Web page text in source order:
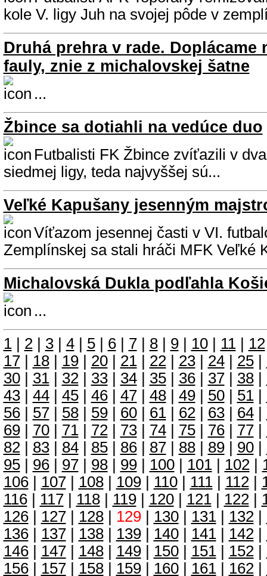
kole V. ligy Juh na svojej pôde v
Druhá prehra v rade. Doplácame
fauly, znie z michalovskej šatne
...
Žbince sa dotiahli na vedúce duo
Futbalisti FK Žbince zvíťazili v
siedmej ligy, teda najvyššej sú...
Veľké Kapušany jesenným
Víťazom jesennej časti v VI.
Zemplínskej sa stali hráči MFK Veľké
Michalovská Dukla podľahla
...
1| 2| 3| 4| 5| 6| 7| 8| 9| 10| 11| 12
17| 18| 19| 20| 21| 22| 23| 24| 25|
30| 31| 32| 33| 34| 35| 36| 37| 38|
43| 44| 45| 46| 47| 48| 49| 50| 51|
56| 57| 58| 59| 60| 61| 62| 63| 64|
69| 70| 71| 72| 73| 74| 75| 76| 77|
82| 83| 84| 85| 86| 87| 88| 89| 90|
95| 96| 97| 98| 99| 100| 101| 102|
106| 107| 108| 109| 110| 111| 112|
116| 117| 118| 119| 120| 121| 122|
126| 127| 128| 129| 130| 131| 132|
136| 137| 138| 139| 140| 141| 142|
146| 147| 148| 149| 150| 151| 152|
156| 157| 158| 159| 160| 161| 162|